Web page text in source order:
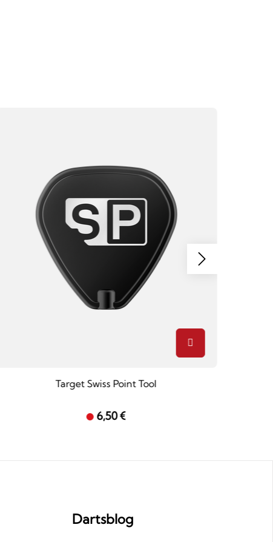
Target Swiss Point Tool
6,50 €
Dartsblog